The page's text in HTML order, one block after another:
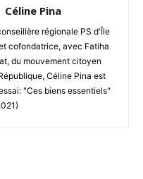
Céline Pina
régionale PS d'Île
cofondatrice, avec Fatiha
du mouvement citoyen
Céline Pina est
"Ces biens essentiels"